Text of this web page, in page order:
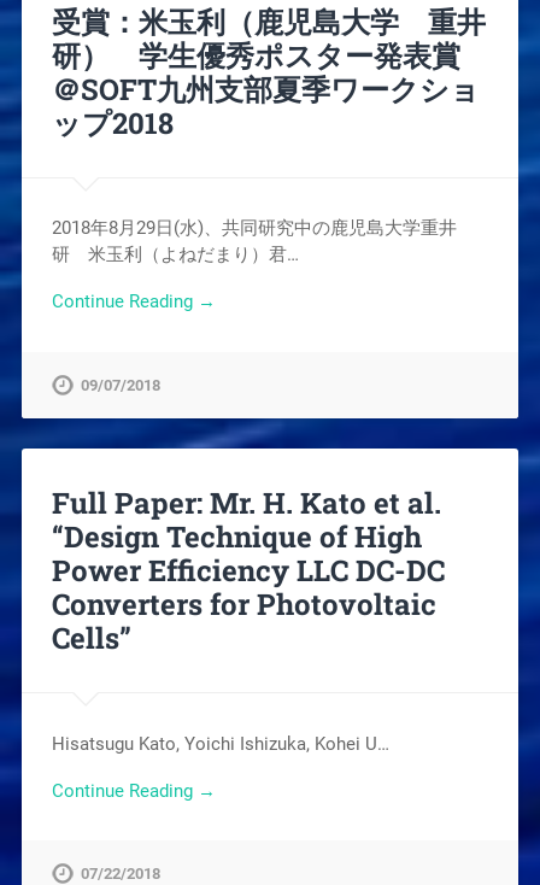
受賞：米玉利（鹿児島大学 重井
研） 学生優秀ポスター発表賞
＠SOFT九州支部夏季ワークショ
ップ2018
2018年8月29日(水)、共同研究中の鹿児島大学重井
研 米玉利（よねだまり）君…
Continue Reading →
09/07/2018
Full Paper: Mr. H. Kato et al.
“Design Technique of High
Power Efficiency LLC DC-DC
Converters for Photovoltaic
Cells”
Hisatsugu Kato, Yoichi Ishizuka, Kohei U…
Continue Reading →
07/22/2018